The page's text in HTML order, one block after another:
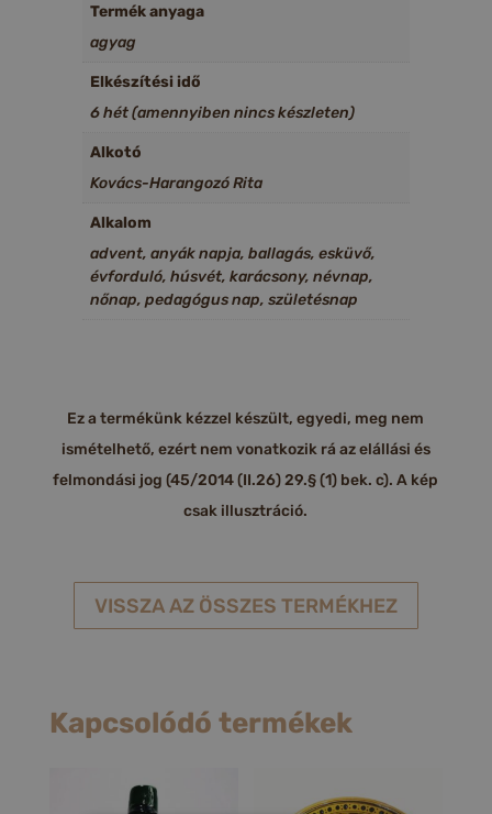
Termék anyaga
agyag
Elkészítési idő
6 hét (amennyiben nincs készleten)
Alkotó
Kovács-Harangozó Rita
Alkalom
advent, anyák napja, ballagás, esküvő,
évforduló, húsvét, karácsony, névnap,
nőnap, pedagógus nap, születésnap
Ez a termékünk kézzel készült, egyedi, meg nem
ismételhető, ezért nem vonatkozik rá az elállási és
felmondási jog (45/2014 (II.26) 29.§ (1) bek. c). A kép
csak illusztráció.
VISSZA AZ ÖSSZES TERMÉKHEZ
Kapcsolódó termékek